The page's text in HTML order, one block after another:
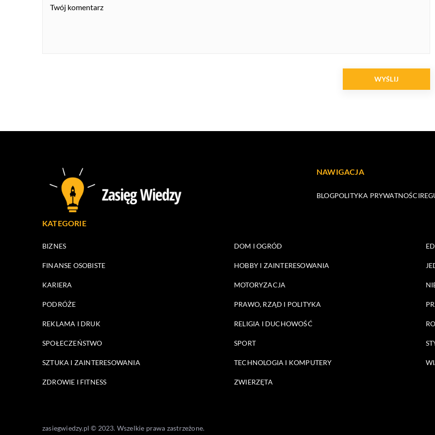
NAWIGACJA
BLOGPOLITYKA PRYWATNOŚCI
KATEGORIE
BIZNES DOM I OGRÓD
FINANSE OSOBISTE HOBBY I ZAINTERESOWANIA
KARIERA MOTORYZACJA
PODRÓŻE PRAWO, RZĄD I POLITYKA
REKLAMA I DRUK RELIGIA I DUCHOWOŚĆ
SPOŁECZEŃSTWO SPORT
SZTUKA I ZAINTERESOWANIA TECHNOLOGIA I KOMPUTERY
ZDROWIE I FITNESS ZWIERZĘTA
zasiegwiedzy.pl © 2023. Wszelkie prawa zastrzeżone.